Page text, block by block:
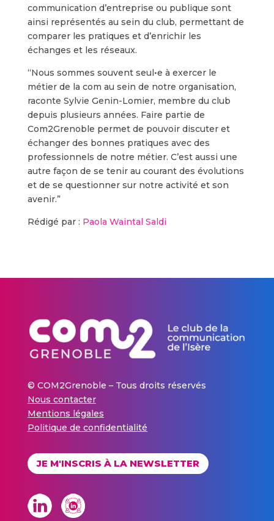
communication d’entreprise ou publique sont
ainsi représentés au sein du club, permettant de
comparer les pratiques et d’enrichir les
échanges et les réseaux.
“Nous sommes souvent seul•e à exercer le
métier de la com au sein de notre organisation,
raconte Sylvie Genin-Lomier, membre du club
depuis plusieurs années. Faire partie de
Com2Grenoble permet de pouvoir discuter et
échanger des bonnes pratiques avec des
professionnels de notre métier. C’est aussi une
autre façon de se tenir au courant des évolutions
et de se questionner sur notre activité et son
avenir.”
Rédigé par : Paola Waintal Saldi
© COM2Grenoble – Tous droits réservés
Nous contacter
Mentions légales
Politique de confidentialité
JE M'INSCRIS À LA NEWSLETTER